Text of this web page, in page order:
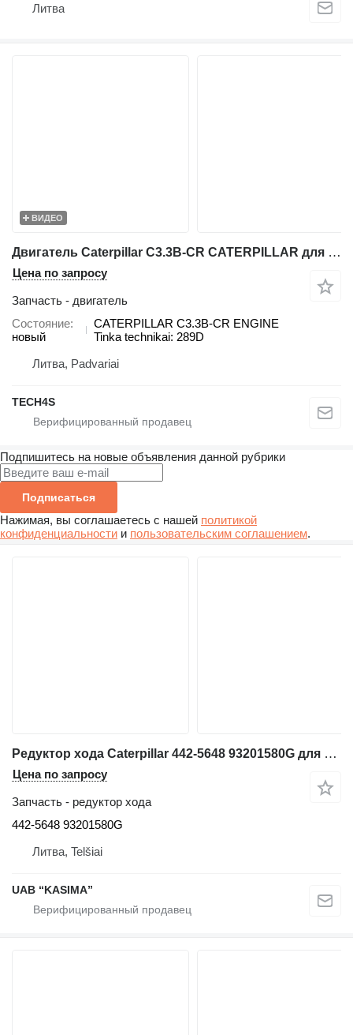
Литва
ВИДЕО
Двигатель Caterpillar C3.3B-CR CATERPILLAR для мини-погрузчика гусеничного Caterpillar 289D
Цена по запросу
Запчасть - двигатель
Состояние
новый
CATERPILLAR C3.3B-CR ENGINE
Tinka technikai: 289D
Литва, Padvariai
TECH4S
Подпишитесь на новые объявления данной рубрики
Подписаться
Нажимая, вы соглашаетесь с нашей политикой
конфиденциальности и пользовательским соглашением.
Редуктор хода Caterpillar 442-5648 93201580G для мини-погрузчика Caterpillar 259D
Цена по запросу
Запчасть - редуктор хода
442-5648 93201580G
Литва, Telšiai
UAB “KASIMA”